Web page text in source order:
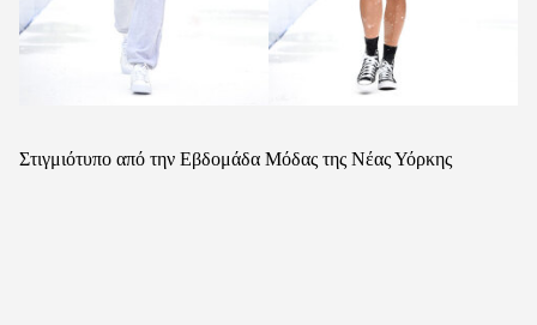
Στιγμιότυπο από την Εβδομάδα Μόδας της Νέας Υόρκης